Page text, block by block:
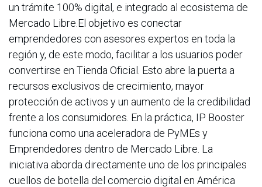
un trámite 100% digital, e integrado al ecosistema de
Mercado Libre.El objetivo es conectar
emprendedores con asesores expertos en toda la
región y, de este modo, facilitar a los usuarios poder
convertirse en Tienda Oficial. Esto abre la puerta a
recursos exclusivos de crecimiento, mayor
protección de activos y un aumento de la credibilidad
frente a los consumidores. En la práctica, IP Booster
funciona como una aceleradora de PyMEs y
Emprendedores dentro de Mercado Libre. La
iniciativa aborda directamente uno de los principales
cuellos de botella del comercio digital en América